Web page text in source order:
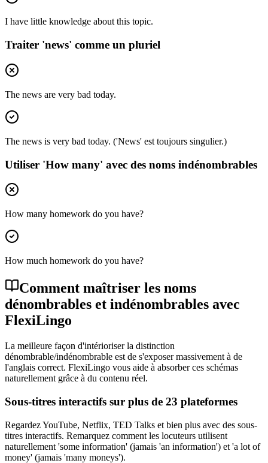
I have little knowledge about this topic.
Traiter 'news' comme un pluriel
The news are very bad today.
The news is very bad today. ('News' est toujours singulier.)
Utiliser 'How many' avec des noms indénombrables
How many homework do you have?
How much homework do you have?
Comment maîtriser les noms
dénombrables et indénombrables avec
FlexiLingo
La meilleure façon d'intérioriser la distinction
dénombrable/indénombrable est de s'exposer massivement à de
l'anglais correct. FlexiLingo vous aide à absorber ces schémas
naturellement grâce à du contenu réel.
Sous-titres interactifs sur plus de 23 plateformes
Regardez YouTube, Netflix, TED Talks et bien plus avec des sous-
titres interactifs. Remarquez comment les locuteurs utilisent
naturellement 'some information' (jamais 'an information') et 'a lot of
money' (jamais 'many moneys').